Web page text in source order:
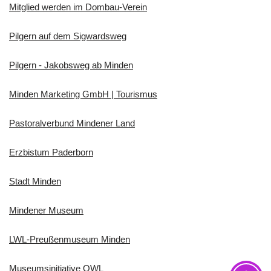
Mitglied werden im Dombau-Verein
Pilgern auf dem Sigwardsweg
Pilgern - Jakobsweg ab Minden
Minden Marketing GmbH | Tourismus
Pastoralverbund Mindener Land
Erzbistum Paderborn
Stadt Minden
Mindener Museum
LWL-Preußenmuseum Minden
Museumsinitiative OWL